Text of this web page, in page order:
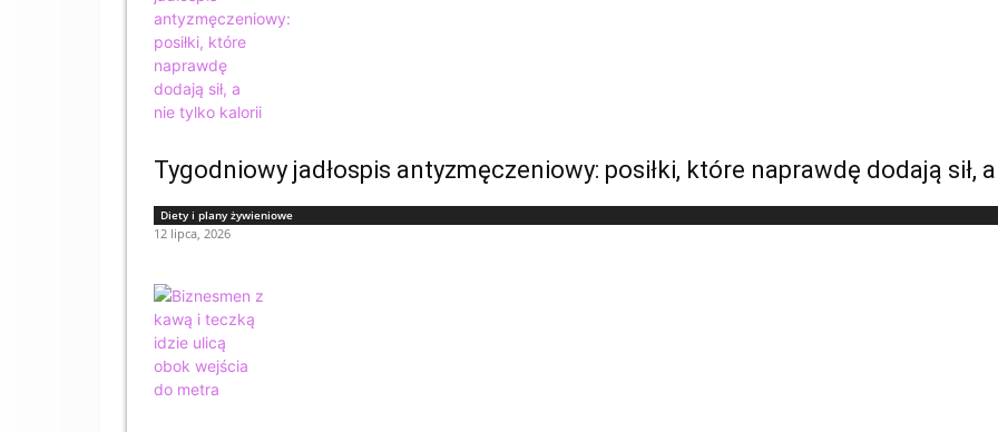
Tygodniowy jadłospis antyzmęczeniowy: posiłki, które naprawdę dodają sił,
Diety i plany żywieniowe
12 lipca, 2026